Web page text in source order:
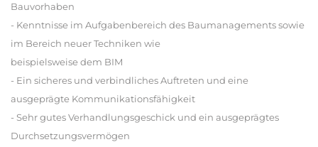
Bauvorhaben
- Kenntnisse im Aufgabenbereich des Baumanagements sowie
im Bereich neuer Techniken wie
beispielsweise dem BIM
- Ein sicheres und verbindliches Auftreten und eine
ausgeprägte Kommunikationsfähigkeit
- Sehr gutes Verhandlungsgeschick und ein ausgeprägtes
Durchsetzungsvermögen